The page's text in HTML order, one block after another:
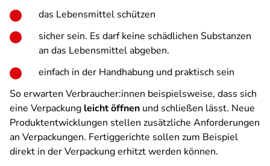
das Lebensmittel schützen
sicher sein. Es darf keine schädlichen Substanzen
an das Lebensmittel abgeben.
einfach in der Handhabung und praktisch sein
So erwarten Verbraucher:innen beispielsweise, dass sich
eine Verpackung leicht öffnen und schließen lässt. Neue
Produktentwicklungen stellen zusätzliche Anforderungen
an Verpackungen. Fertiggerichte sollen zum Beispiel
direkt in der Verpackung erhitzt werden können.